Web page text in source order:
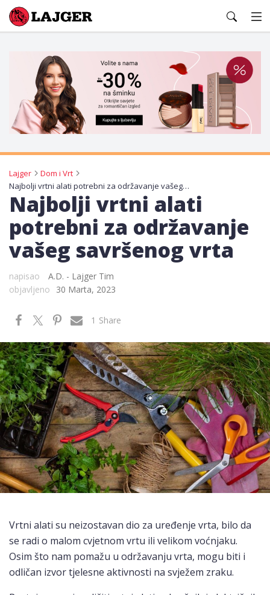
Lajger
Lajger
Dom i Vrt
Najbolji vrtni alati potrebni za održavanje vašeg savršenog vrta
Najbolji vrtni alati
potrebni za održavanje
vašeg savršenog vrta
napisao
A.D. - Lajger Tim
objavljeno
30 Marta, 2023
Share
1
Vrtni alati su neizostavan dio za uređenje vrta, bilo da
se radi o malom cvjetnom vrtu ili velikom voćnjaku.
Osim što nam pomažu u održavanju vrta, mogu biti i
odličan izvor tjelesne aktivnosti na svježem zraku.